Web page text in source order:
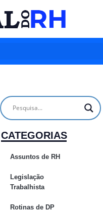
CATEGORIAS
Assuntos de RH
Legislação
Trabalhista
Rotinas de DP